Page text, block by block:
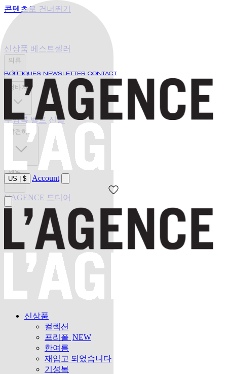
콘텐츠로 건너뛰기
BOUTIQUES NEWSLETTER CONTACT
US $ Account
신상품
컬렉션
프리폴 NEW
한여름
재입고 되었습니다
기성복
신상품 베스트셀러
의류
청바지
수영복 벨트 신발
발견하기
세일
L'AGENCE 드디어